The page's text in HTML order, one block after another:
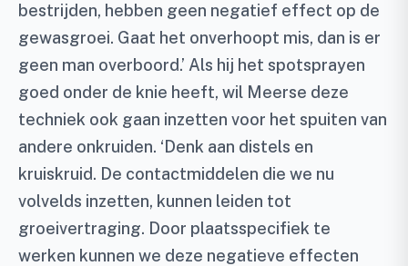
bestrijden, hebben geen negatief effect op de
gewasgroei. Gaat het onverhoopt mis, dan is er
geen man overboord.’ Als hij het spotsprayen
goed onder de knie heeft, wil Meerse deze
techniek ook gaan inzetten voor het spuiten van
andere onkruiden. ‘Denk aan distels en
kruiskruid. De contactmiddelen die we nu
volvelds inzetten, kunnen leiden tot
groeivertraging. Door plaatsspecifiek te
werken kunnen we deze negatieve effecten